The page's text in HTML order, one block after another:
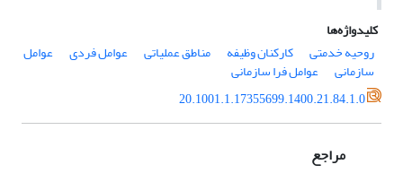
کلیدواژه‌ها
روحیه خدمتی
کارکنان وظیفه مناطق عملیاتی عوامل فردی عوامل
سازمانی
عوامل فرا سازمانی
20.1001.1.17355699.1400.21.84.1.0
مراجع